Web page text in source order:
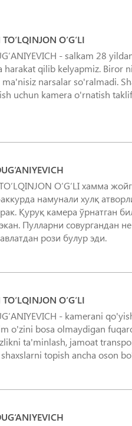
O‘G‘LI
- salkam 28
harakat qilib kelyapmiz. Biror
narsalar so'ralmadi.
uchun kamera o'rnatish
O‘G‘LI хамма
намунали хулқ
Қуруқ камера ўрнатган
Пулларни совургандан
рози булур эди.
O‘G‘LI
- kamerani
o'zini bosa olmaydigan
ta'minlash, jamoat
topish ancha oson